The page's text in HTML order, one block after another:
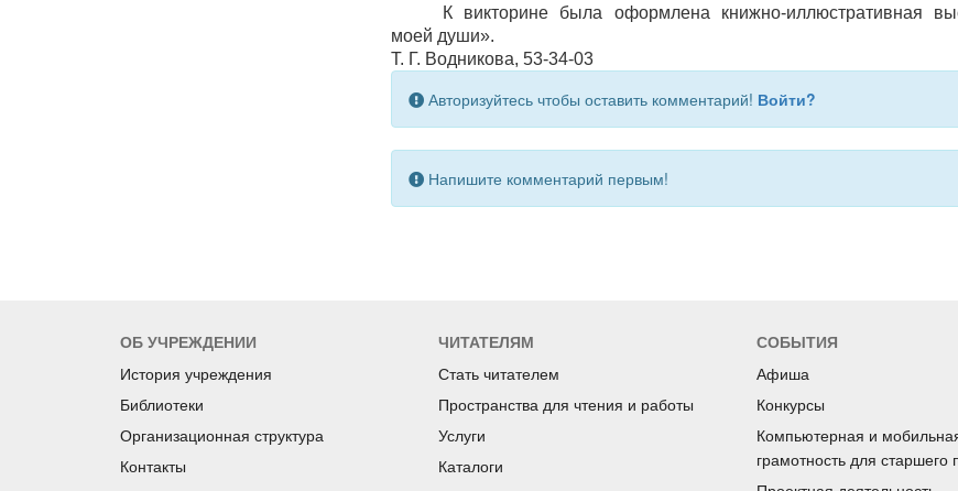
К викторине была оформлена книжно-иллюстративная
моей души».
Т. Г. Водникова, 53-34-03
Авторизуйтесь чтобы оставить комментарий! Войти?
Напишите комментарий первым!
ОБ УЧРЕЖДЕНИИ
История учреждения
Библиотеки
Организационная структура
Контакты
ЧИТАТЕЛЯМ
Стать читателем
Пространства для чтения и работы
Услуги
Каталоги
СОБЫТИЯ
Афиша
Конкурсы
Компьютерная и
грамотность для старшего